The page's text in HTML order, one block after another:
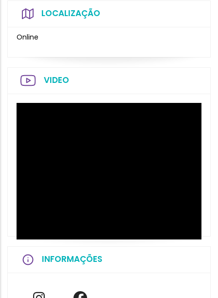
LOCALIZAÇÃO
Online
VIDEO
INFORMAÇÕES